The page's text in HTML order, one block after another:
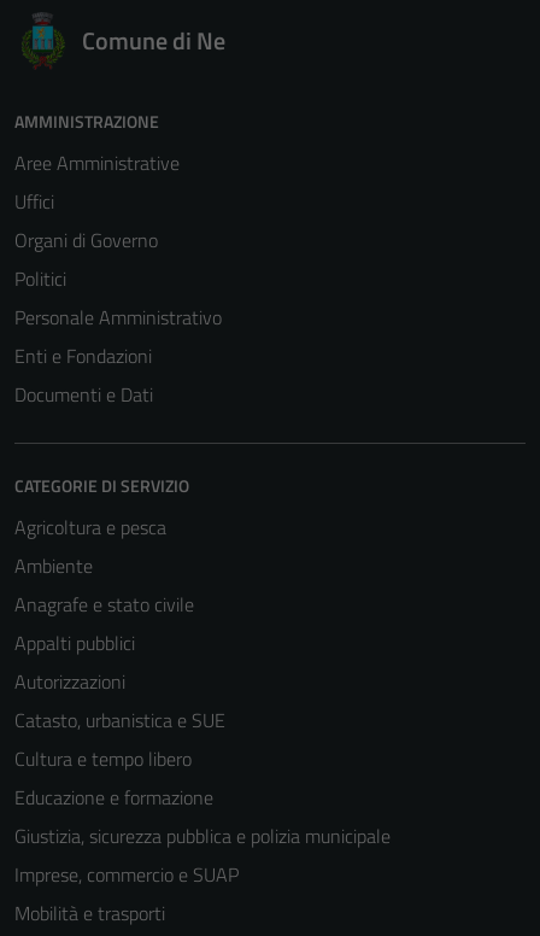
Comune di Ne
AMMINISTRAZIONE
Aree Amministrative
Uffici
Organi di Governo
Politici
Personale Amministrativo
Enti e Fondazioni
Documenti e Dati
CATEGORIE DI SERVIZIO
Agricoltura e pesca
Ambiente
Anagrafe e stato civile
Appalti pubblici
Autorizzazioni
Catasto, urbanistica e SUE
Cultura e tempo libero
Educazione e formazione
Giustizia, sicurezza pubblica e polizia municipale
Imprese, commercio e SUAP
Mobilità e trasporti